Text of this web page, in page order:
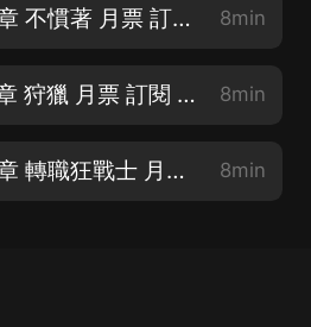
【暗黑紀元】第6章 不慣著 月票 訂閱 轉發 五星好評 8min
【暗黑紀元】第7章 狩獵 月票 訂閱 轉發 五星好評 8min
【暗黑紀元】第8章 轉職狂戰士 月票 訂閱 轉發 五星好評 8min